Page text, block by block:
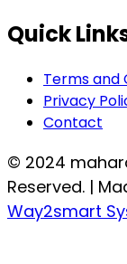
Quick
Terms and
Privacy
Contact
© 2024
Reserved. |
Way2smart